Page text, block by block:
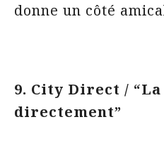
donne un côté
9. City Direct /
directement”